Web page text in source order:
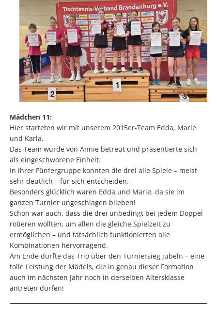
Mädchen 11:
Hier starteten wir mit unserem 2015er-Team Edda, Marie
und Karla.
Das Team wurde von Annie betreut und präsentierte sich
als eingeschworene Einheit.
In ihrer Fünfergruppe konnten die drei alle Spiele – meist
sehr deutlich – für sich entscheiden.
Besonders glücklich waren Edda und Marie, da sie im
ganzen Turnier ungeschlagen blieben!
Schön war auch, dass die drei unbedingt bei jedem Doppel
rotieren wollten, um allen die gleiche Spielzeit zu
ermöglichen – und tatsächlich funktionierten alle
Kombinationen hervorragend.
Am Ende durfte das Trio über den Turniersieg jubeln – eine
tolle Leistung der Mädels, die in genau dieser Formation
auch im nächsten Jahr noch in derselben Altersklasse
antreten dürfen!